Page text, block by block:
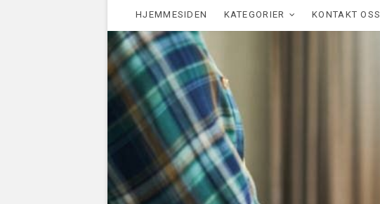
HJEMMESIDEN KATEGORIER KONTAKT OSS